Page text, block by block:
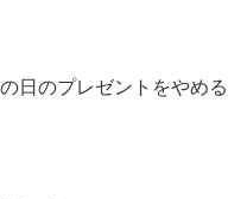
日のプレゼントをやめる